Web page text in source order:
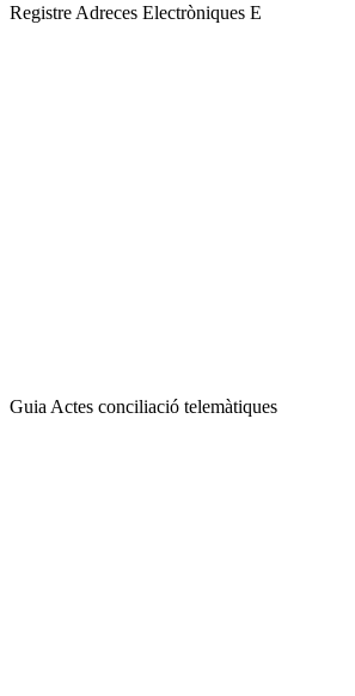
Registre Adreces Electròniques E
Guia Actes conciliació telemàtiques